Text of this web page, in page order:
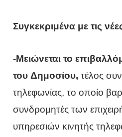
Συγκεκριμένα με τις
-Μειώνεται το
του Δημοσίου,τέλος
τηλεφωνίας, το οποίο
συνδρομητές των
υπηρεσιών κινητής